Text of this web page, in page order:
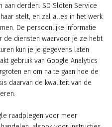
derden. SD Sloten Service
stelt, en zal alles in het werk
De persoonlijke informatie
de diensten waarvoor je ze hebt
kun je je gegevens laten
gebruik van Google Analytics
en om na te gaan hoe de
daarvan de kwaliteit van de
raadplegen voor meer